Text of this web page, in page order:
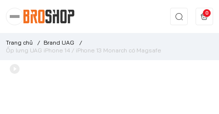
0
Trang chủ / Brand UAG
/
Ốp lưng UAG iPhone 14 / iPhone 13 Monarch có Magsafe